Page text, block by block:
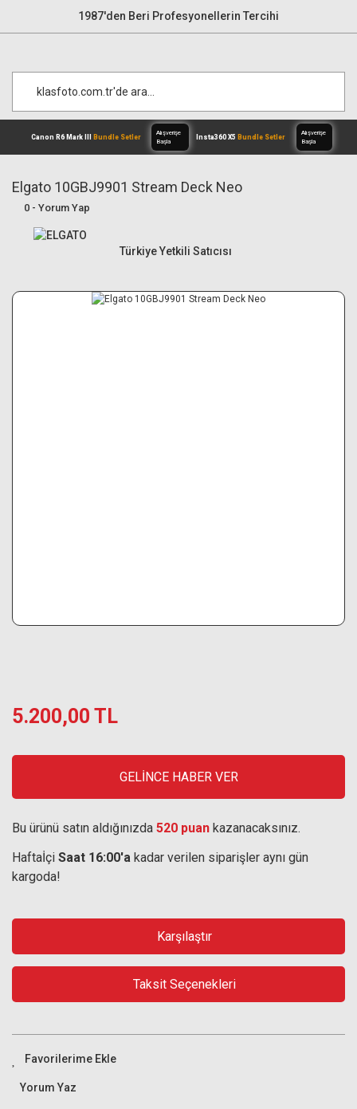
1987'den Beri Profesyonellerin Tercihi
Canon R6 Mark III
Elgato 10GBJ9901 Stream Deck Neo
0 - Yorum Yap
Türkiye Yetkili Satıcısı
5.200,00 TL
GELİNCE HABER VER
Bu ürünü satın aldığınızda 520 puan kazanacaksınız.
Haftaİçi Saat 16:00'a kadar verilen siparişler aynı gün
kargoda!
Karşılaştır
Taksit Seçenekleri
Yorum Yaz